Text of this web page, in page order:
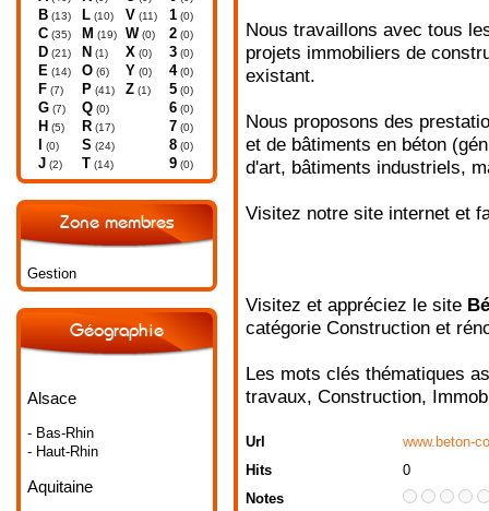
B (13)
C (35)
D (21)
E (14)
F (7)
G (7)
H (5)
(0)
J (2)
L (10)
M (19)
N (1)
O (6)
P (41)
Q (0)
R (17)
S (24)
T (14)
V (11)
W (0)
X (0)
Y (0)
Z (1)
1 (0)
2 (0)
3 (0)
4(0)
5 (0)
6 (0)
7 (0)
8 (0)
9 (0)
Zone membres
Gestion
Géographie
Alsace
- Bas-Rhin
- Haut-Rhin
Aquitaine
Nous travaillons avec tous
projets immobiliers de
existant.
Nous proposons des
et de bâtiments en béton
d'art, bâtiments industriels,
Visitez notre site internet et
Visitez et appréciez le site
catégorie Construction et
Les mots clés thématiques
travaux, Construction,
Url
www.beton-
Hits
0
Notes